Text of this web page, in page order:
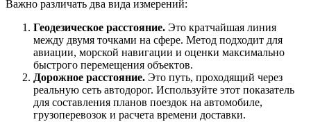
Важно различать два вида измерений:
Геодезическое расстояние. Это кратчайшая линия
между двумя точками на сфере. Метод подходит для
авиации, морской навигации и оценки максимально
быстрого перемещения объектов.
Дорожное расстояние. Это путь, проходящий через
реальную сеть автодорог. Используйте этот показатель
для составления планов поездок на автомобиле,
грузоперевозок и расчета времени доставки.